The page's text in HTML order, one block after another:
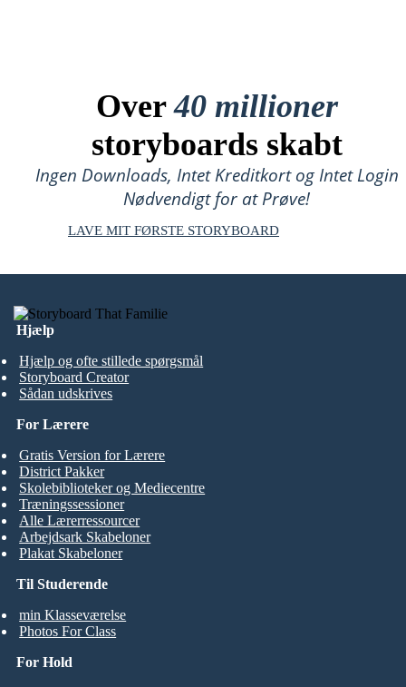
Over40 millioner
storyboards skabt
Ingen Downloads, Intet Kreditkort og Intet Login
Nødvendigt for at Prøve!
LAVE MIT FØRSTE STORYBOARD
Hjælp
Hjælp og ofte stillede spørgsmål
Storyboard Creator
Sådan udskrives
Til Studerende
min Klasseværelse
Photos For Class
For Lærere
Gratis Version for Lærere
District Pakker
Skolebiblioteker og Mediecentre
Træningssessioner
Alle Lærerressourcer
Arbejdsark Skabeloner
Plakat Skabeloner
For Hold